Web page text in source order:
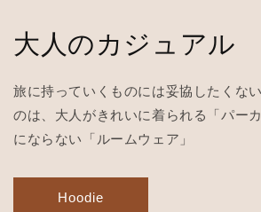
大人のカジュアル
旅に持っていくものには妥協したくな
のは、大人がきれいに着られる「パー
にならない「ルームウェア」
Hoodie